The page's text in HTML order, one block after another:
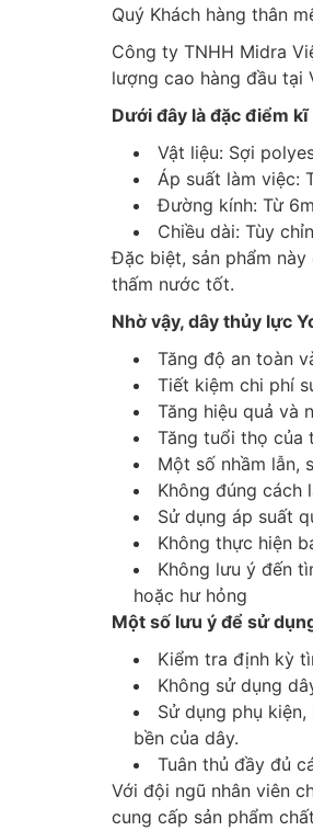
Quý Khách hàng thân
Công ty TNHH Midra
lượng cao hàng đầu tại
Dưới đây là đặc điểm
Vật liệu: Sợi
Áp suất làm việc:
Đường kính: Từ
Chiều dài: Tùy
Đặc biệt, sản phẩm
thấm nước tốt.
Nhờ vậy, dây thủy lực
Tăng độ an toàn
Tiết kiệm chi phí
Tăng hiệu quả và
Tăng tuổi thọ của
Một số nhầm lẫn,
Không đúng
Sử dụng áp suất
Không thực hiện
Không lưu ý đến
hoặc hư hỏng
Một số lưu ý để sử
Kiểm tra định kỳ
Không sử dụng
Sử dụng phụ
bền của dây.
Tuân thủ đầy đủ
Với đội ngũ nhân viên
cung cấp sản phẩm